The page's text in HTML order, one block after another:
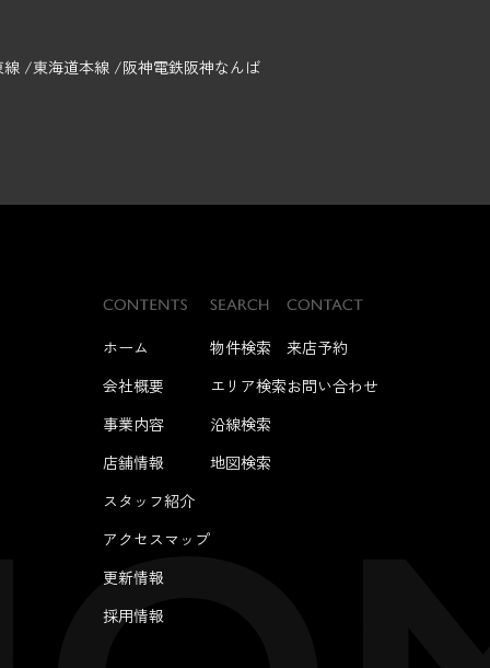
線 東海道本線 阪神電鉄阪神なんば
ホーム
会社概要
事業内容
店舗情報
スタッフ紹介
アクセスマップ
更新情報
採用情報
物件検索
エリア検索
沿線検索
地図検索
来店予約
お問い合わせ